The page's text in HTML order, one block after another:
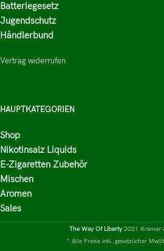
Batteriegesetz
Jugendschutz
Händlerbund
Vertrag widerrufen
HAUPTKATEGORIEN
Shop
Nikotinsalz Liquids
E-Zigaretten Zubehör
Mischen
Aromen
Sales
The Way Of Liberty 2021 Krämer
* Alle Preise inkl. gesetzlicher